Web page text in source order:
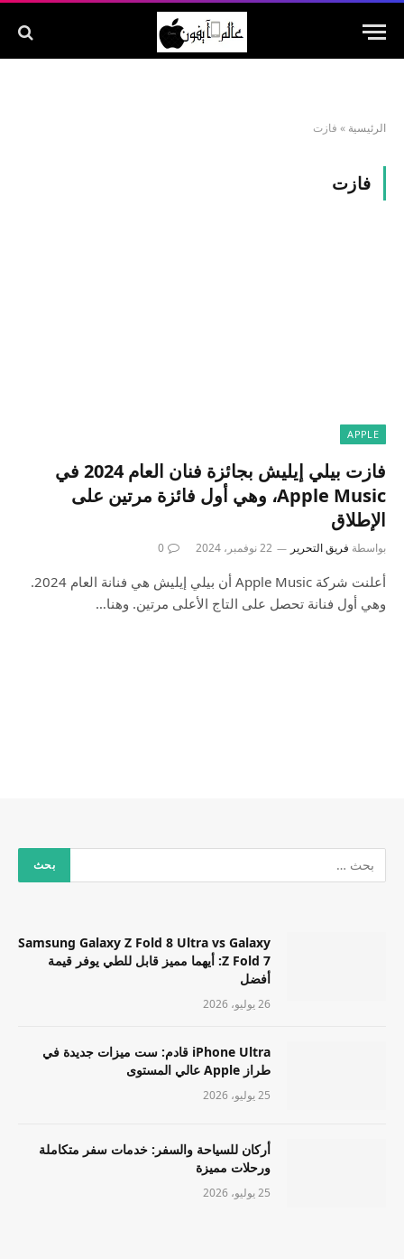
الرئيسية » فازت
فازت
APPLE
فازت بيلي إيليش بجائزة فنان العام 2024 في
Apple Music، وهي أول فائزة مرتين على
الإطلاق
بواسطة فريق التحرير 22 نوفمبر، 2024 0
أعلنت شركة Apple Music أن بيلي إيليش هي فنانة العام 2024.
وهي أول فنانة تحصل على التاج الأعلى مرتين. وهنا…
Samsung Galaxy Z Fold 8 Ultra vs Galaxy
Z Fold 7: أيهما مميز قابل للطي يوفر قيمة
أفضل
26 يوليو، 2026
iPhone Ultra قادم: ست ميزات جديدة في
طراز Apple عالي المستوى
25 يوليو، 2026
أركان للسياحة والسفر: خدمات سفر متكاملة
ورحلات مميزة
25 يوليو، 2026